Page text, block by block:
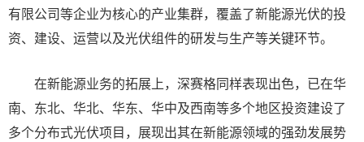
有限公司等企业为核心的产业集群，覆盖了新能源光伏的投
资、建设、运营以及光伏组件的研发与生产等关键环节。
在新能源业务的拓展上，深赛格同样表现出色，已在华
南、东北、华北、华东、华中及西南等多个地区投资建设了
多个分布式光伏项目，展现出其在新能源领域的强劲发展势